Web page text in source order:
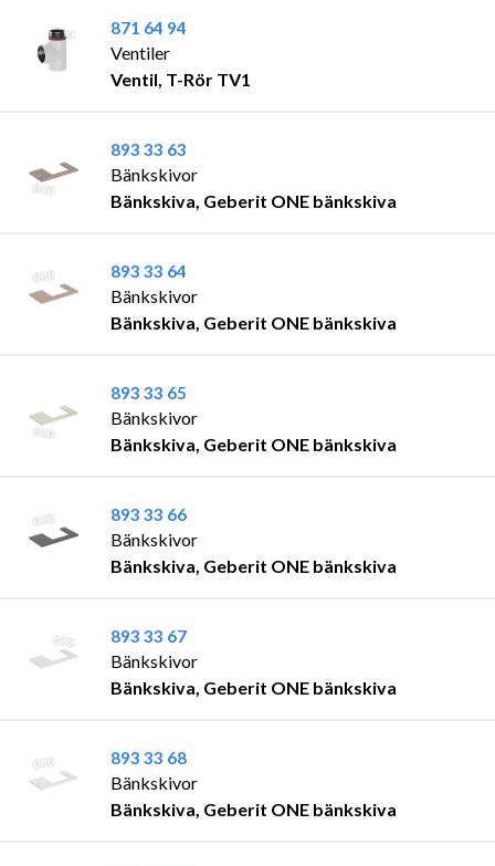
871 64 94
Ventiler
Ventil, T-Rör TV1
893 33 63
Bänkskivor
Bänkskiva, Geberit ONE bänkskiva
893 33 64
Bänkskivor
Bänkskiva, Geberit ONE bänkskiva
893 33 65
Bänkskivor
Bänkskiva, Geberit ONE bänkskiva
893 33 66
Bänkskivor
Bänkskiva, Geberit ONE bänkskiva
893 33 67
Bänkskivor
Bänkskiva, Geberit ONE bänkskiva
893 33 68
Bänkskivor
Bänkskiva, Geberit ONE bänkskiva